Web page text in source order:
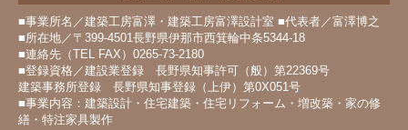
■事業所名／建築工房富澤・建築工房富澤設計室 ■代表者／富澤博之
■所在地／〒399-4501長野県伊那市西箕輪中条5344-18
■連絡先（TEL FAX）0265-73-2180
■登録資格／建設業登録 長野県知事許可（般）第22369号
建築事務所登録 長野県知事登録（上伊）第0X051号
■事業内容：建築設計・住宅建築・住宅リフォーム・増改築・家の修
繕・特注家具製作